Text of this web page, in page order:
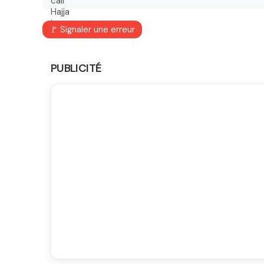
🚩 Signaler une erreur
PUBLICITÉ